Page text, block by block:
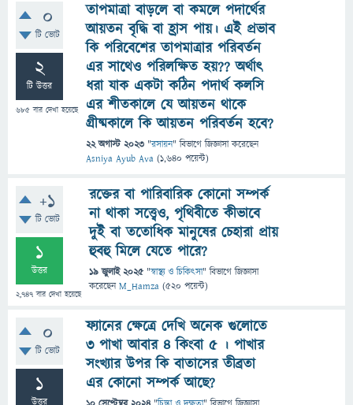
0
টি ভোট
2
টি উত্তর
685 বার দেখা হয়েছে
তাপমাত্রা বাড়লে বা কমলে পদার্থের
আয়তন বৃদ্ধি বা হ্রাস পায়। এই প্রভাব
কি পরিবেশের তাপমাত্রার পরিবর্তন
এর সাথেও পরিলক্ষিত হয়?? অর্থাৎ
ধরা যাক একটা কঠিন পদার্থ কলসি
এর শীতকালে যে আয়তন থাকে
গ্রীষ্মকালে কি আয়তন পরিবর্তন হবে?
22 অগাস্ট 2023 "রসায়ন" বিভাগে জিজ্ঞাসাকরেছেন
Asniya Ayub Ava (1,640 পয়েন্ট)
+1
টি ভোট
1
উত্তর
2,747 বার দেখা হয়েছে
রক্তের বা পারিবারিক কোনো সম্পর্ক
না থাকা সত্ত্বেও, পৃথিবীতে কীভাবে
দুই বা ততোধিক মানুষের চেহারা প্রায়
হুবহু মিলে যেতে পারে?
19 জুলাই 2025 "স্বাস্থ্য ও চিকিৎসা" বিভাগে জিজ্ঞাসা
করেছেনM_Hamza (520 পয়েন্ট)
0
টি ভোট
1
উত্তর
ফ্যানের ক্ষেত্রে দেখি অনেক গুলোতে
৩ পাখা আবার ৪ কিংবা ৫ । পাখার
সংখ্যার উপর কি বাতাসের তীব্রতা
এর কোনো সম্পর্ক আছে?